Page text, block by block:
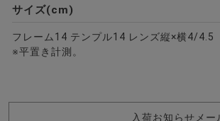
2色
レーナー/全6色
サイズ(cm)
フレーム14 テンプル14 レンズ縦×横4/4.5
※平置き計測。
入荷お知らせメー